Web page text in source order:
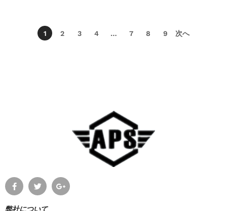
1 2 3 4 … 7 8 9 次へ
弊社について